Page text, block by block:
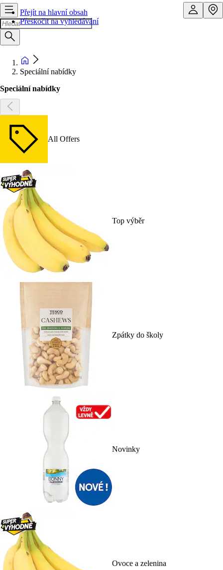
Přejít na hlavní obsah
Přeskočit na vyhledávání
Speciální nabídky
Speciální nabídky
All Offers
Top výběr
Zpátky do školy
Novinky
Ovoce a zelenina